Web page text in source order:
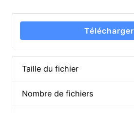
Télécharger
Taille du fichier
Nombre de fichiers